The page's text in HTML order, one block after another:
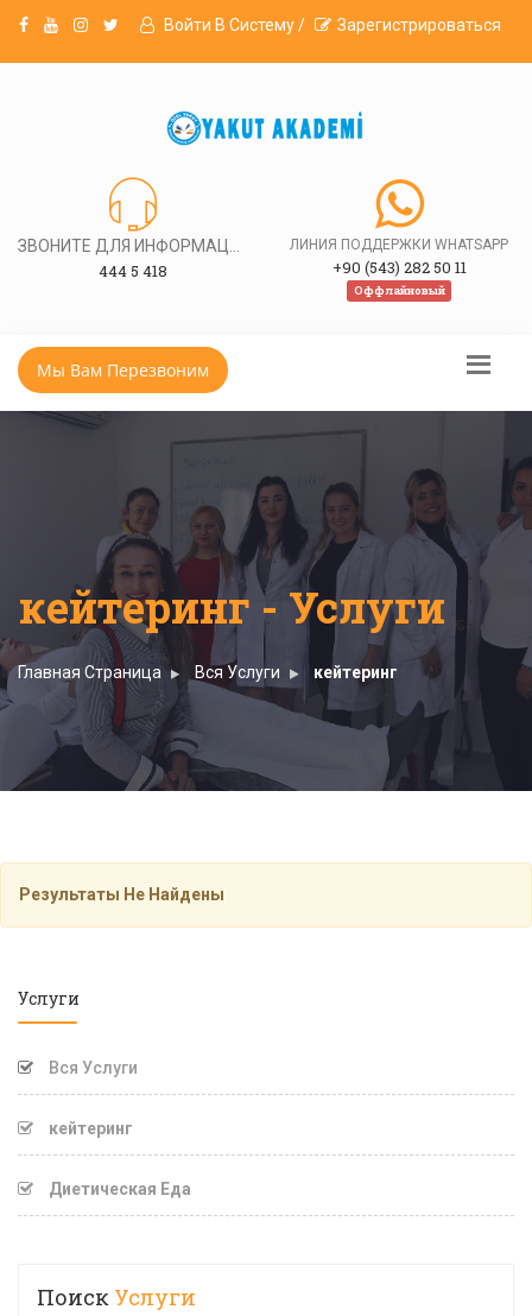
Войти В Систему / Зарегистрироваться
444 5 418
ЛИНИЯ ПОДДЕРЖКИ WHATSAPP
+90 (543) 282 50 11
Оффлайновый
Мы Вам Перезвоним
кейтеринг - Услуги
Главная Страница Вся Услуги кейтеринг
Результаты Не Найдены
Услуги
Вся Услуги
кейтеринг
Диетическая Еда
Поиск Услуги